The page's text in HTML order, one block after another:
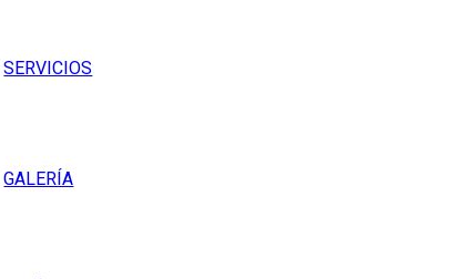
SERVICIOS
GALERÍA